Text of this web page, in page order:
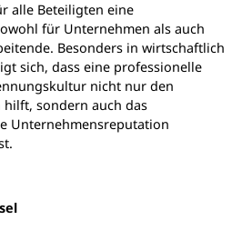
alle Beteiligten eine
für Unternehmen als auch
Besonders in wirtschaftlich
sich, dass eine professionelle
nicht nur den
sondern auch das
Unternehmensreputation